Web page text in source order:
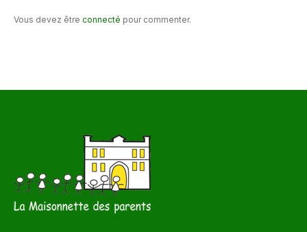
Vous devez être connecté pour commenter.